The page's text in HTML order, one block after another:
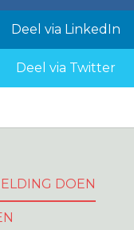
Deel via LinkedIn
Deel via Twitter
DOEN